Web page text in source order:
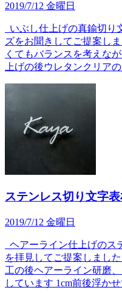
2019/7/12 金曜日
いぶし仕上げの真鍮切り
ズをお聞きしてご提案
くてもバランスを考えな
上げの後ウレタンクリア
ステンレス切り文字
2019/7/12 金曜日
ヘアーライン仕上げのス
を拝見してご提案しまし
工の後ヘアーライン研磨
しています 1cm前後浮か